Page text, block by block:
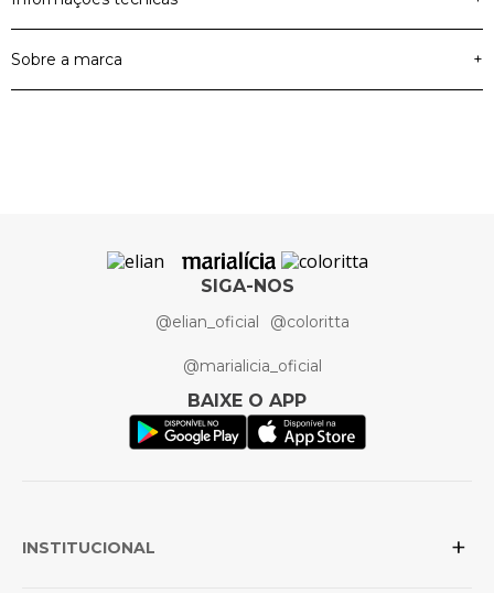
Material Principal Cotton Leve
Sobre a marca +
SIGA-NOS
@elian_oficial @coloritta
@marialicia_oficial
BAIXE O APP
INSTITUCIONAL +